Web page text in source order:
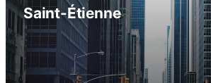
Saint-Étienne